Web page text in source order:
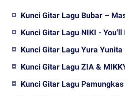
Kunci Gitar Lagu Bubar –
Kunci Gitar Lagu NIKI -
Kunci Gitar Lagu Yura Yunita
Kunci Gitar Lagu ZIA &
Kunci Gitar Lagu Pamungkas